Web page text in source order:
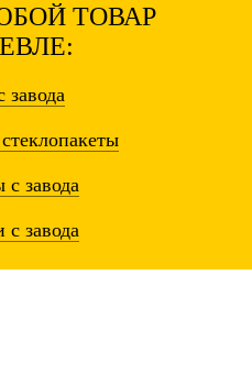
ТОВАР
завода
стеклопакеты
с завода
с завода